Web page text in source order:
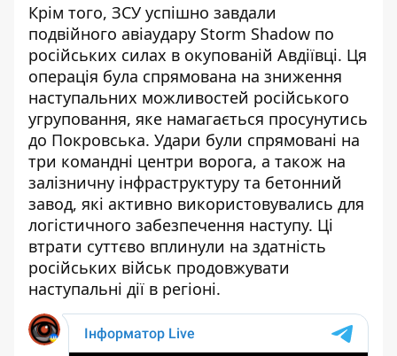
Крім того, ЗСУ успішно завдали
подвійного авіаудару Storm Shadow по
російських силах в окупованій Авдіївці. Ця
операція була спрямована на зниження
наступальних можливостей російського
угруповання, яке намагається просунутись
до Покровська. Удари були спрямовані на
три командні центри ворога, а також на
залізничну інфраструктуру та бетонний
завод, які активно використовувались для
логістичного забезпечення наступу. Ці
втрати суттєво вплинули на здатність
російських військ продовжувати
наступальні дії в регіоні.